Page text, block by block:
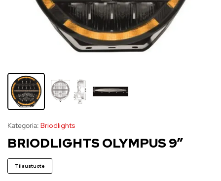
Kategoria: Briodlights
BRIODLIGHTS OLYMPUS 9″
Tilaustuote